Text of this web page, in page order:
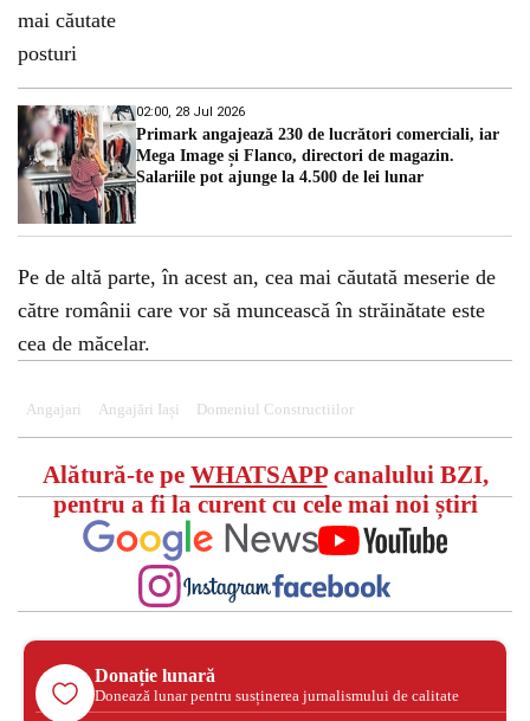
02:00, 28 Jul 2026
Primark angajează 230 de lucrători comerciali, iar
Mega Image și Flanco, directori de magazin.
Salariile pot ajunge la 4.500 de lei lunar
Pe de altă parte, în acest an, cea mai căutată meserie de
către românii care vor să muncească în străinătate este
cea de măcelar.
Angajari Angajări Iași Domeniul Constructiilor
Alătură-te pe WHATSAPPcanalului BZI,
pentru a fi la curent cu cele mai noi știri
Donație lunară
Donează lunar pentru susținerea jurnalismului de calitate